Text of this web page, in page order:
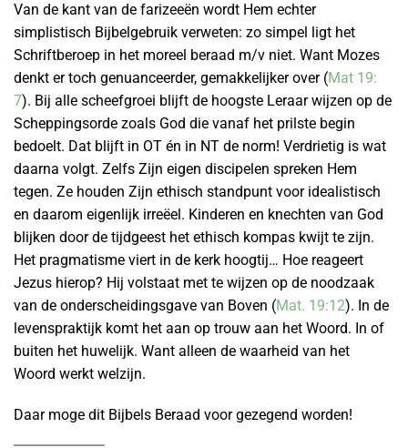
Van de kant van de farizeeën wordt Hem echter
simplistisch Bijbelgebruik verweten: zo simpel ligt het
Schriftberoep in het moreel beraad m/v niet. Want Mozes
denkt er toch genuanceerder, gemakkelijker over (Mat 19:
7). Bij alle scheefgroei blijft de hoogste Leraar wijzen op de
Scheppingsorde zoals God die vanaf het prilste begin
bedoelt. Dat blijft in OT én in NT de norm! Verdrietig is wat
daarna volgt. Zelfs Zijn eigen discipelen spreken Hem
tegen. Ze houden Zijn ethisch standpunt voor idealistisch
en daarom eigenlijk irreëel. Kinderen en knechten van God
blijken door de tijdgeest het ethisch kompas kwijt te zijn.
Het pragmatisme viert in de kerk hoogtij… Hoe reageert
Jezus hierop? Hij volstaat met te wijzen op de noodzaak
van de onderscheidingsgave van Boven (Mat. 19:12). In de
levenspraktijk komt het aan op trouw aan het Woord. In of
buiten het huwelijk. Want alleen de waarheid van het
Woord werkt welzijn.
Daar moge dit Bijbels Beraad voor gezegend worden!